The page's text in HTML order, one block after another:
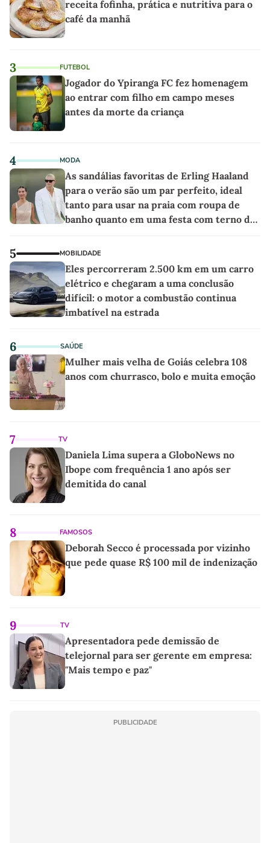
receita fofinha, prática e nutritiva para o
café da manhã
3 FUTEBOL
Jogador do Ypiranga FC fez homenagem
ao entrar com filho em campo meses
antes da morte da criança
4 MODA
As sandálias favoritas de Erling Haaland
para o verão são um par perfeito, ideal
tanto para usar na praia com roupa de
banho quanto em uma festa com terno de
5 MOBILIDADE
Eles percorreram 2.500 km em um carro
elétrico e chegaram a uma conclusão
difícil: o motor a combustão continua
imbatível na estrada
6 SAÚDE
Mulher mais velha de Goiás celebra 108
anos com churrasco, bolo e muita emoção
7 TV
Daniela Lima supera a GloboNews no
Ibope com frequência 1 ano após ser
demitida do canal
8 FAMOSOS
Deborah Secco é processada por vizinho
que pede quase R$ 100 mil de indenização
9 TV
Apresentadora pede demissão de
telejornal para ser gerente em empresa:
"Mais tempo e paz"
PUBLICIDADE